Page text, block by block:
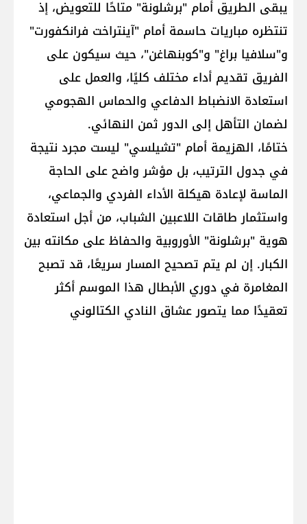
يبقى الطريق أمام "برشلونة" متاحًا للتعويض، إذ
تنتظره مباريات حاسمة أمام "آينتراخت فرانكفورت"
و"سلافيا براغ" و"كوبنهاغن"، حيث سيكون على
الفريق تقديم أداء مختلف كليًا، والعمل على
استعادة الانضباط الدفاعي والحماس الهجومي
لضمان التأهل إلى الدور ثمن النهائي.
ختامًا، الهزيمة أمام "تشيلسي" ليست مجرد نتيجة
في جدول الترتيب، بل مؤشر واضح على الحاجة
الماسة لإعادة هيكلة الأداء الفردي والجماعي،
واستثمار طاقات اللاعبين الشباب، من أجل استعادة
هوية "برشلونة" الأوروبية والحفاظ على مكانته بين
الكبار. إن لم يتم تصحيح المسار سريعًا، قد تصبح
المغامرة في دوري الأبطال هذا الموسم أكثر
تعقيدًا مما يتصور عشاق النادي الكتالوني